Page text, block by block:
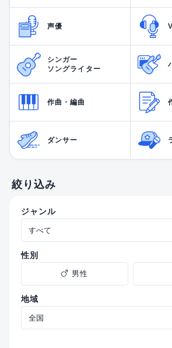
声優
シンガー
ソングライター
作曲・編曲
ダンサー
絞り込み
ジャンル
性別
男性
地域